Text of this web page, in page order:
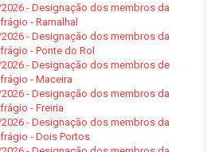
2026 - Designação dos membros da
- Ramalhal
2026 - Designação dos membros da
- Ponte do Rol
2026 - Designação dos membros de
- Maceira
2026 - Designação dos membros da
- Freiria
2026 - Designação dos membros da
- Dois Portos